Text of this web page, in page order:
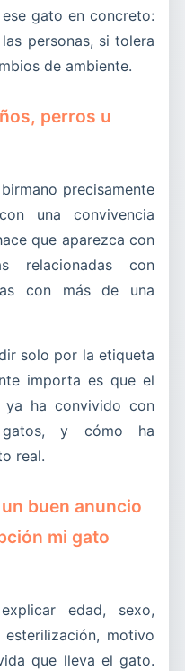
gato en concreto:
personas, si tolera
de ambiente.
perros u
precisamente
una convivencia
que aparezca con
relacionadas con
con más de una
solo por la etiqueta
importa es que el
ha convivido con
y cómo ha
real.
buen anuncio
mi gato
edad, sexo,
motivo
que lleva el gato.